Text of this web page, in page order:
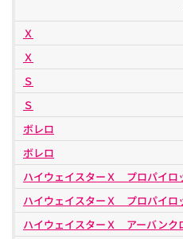
Ｘ
Ｘ
Ｓ
Ｓ
ボレロ
ボレロ
ハイウェイスターＸ プロパイロ
ハイウェイスターＸ プロパイロ
ハイウェイスターＸ アーバン